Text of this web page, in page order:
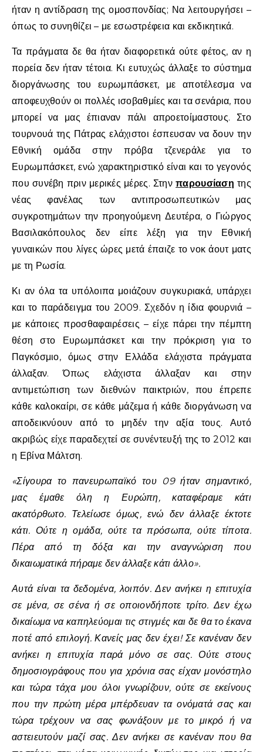
ήταν η αντίδραση της ομοσπονδίας; Να λειτουργήσει –
όπως το συνηθίζει – με εσωστρέφεια και εκδικητικά.
Τα πράγματα δε θα ήταν διαφορετικά ούτε φέτος, αν η
πορεία δεν ήταν τέτοια. Κι ευτυχώς άλλαξε το σύστημα
διοργάνωσης του ευρωμπάσκετ, με αποτέλεσμα να
αποφευχθούν οι πολλές ισοβαθμίες και τα σενάρια, που
μπορεί να μας έπιαναν πάλι απροετοίμαστους. Στο
τουρνουά της Πάτρας ελάχιστοι έσπευσαν να δουν την
Εθνική ομάδα στην πρόβα τζενεράλε για το
Ευρωμπάσκετ, ενώ χαρακτηριστικό είναι και το γεγονός
που συνέβη πριν μερικές μέρες. Στηνπαρουσίαση της
νέας φανέλας των αντιπροσωπευτικών μας
συγκροτημάτων την προηγούμενη Δευτέρα, ο Γιώργος
Βασιλακόπουλος δεν είπε λέξη για την Εθνική
γυναικών που λίγες ώρες μετά έπαιζε το νοκ άουτ ματς
με τη Ρωσία.
Κι αν όλα τα υπόλοιπα μοιάζουν συγκυριακά, υπάρχει
και το παράδειγμα του 2009. Σχεδόν η ίδια φουρνιά –
με κάποιες προσθαφαιρέσεις – είχε πάρει την πέμπτη
θέση στο Ευρωμπάσκετ και την πρόκριση για το
Παγκόσμιο, όμως στην Ελλάδα ελάχιστα πράγματα
άλλαξαν. Όπως ελάχιστα άλλαξαν και στην
αντιμετώπιση των διεθνών παικτριών, που έπρεπε
κάθε καλοκαίρι, σε κάθε μάζεμα ή κάθε διοργάνωση να
αποδεικνύουν από το μηδέν την αξία τους. Αυτό
ακριβώς είχε παραδεχτεί σε συνέντευξή της το 2012 και
η Εβίνα Μάλτση.
«Σίγουρα το πανευρωπαϊκό του 09 ήταν σημαντικό,
μας έμαθε όλη η Ευρώπη, καταφέραμε κάτι
ακατόρθωτο. Τελείωσε όμως, ενώ δεν άλλαξε έκτοτε
κάτι. Ούτε η ομάδα, ούτε τα πρόσωπα, ούτε τίποτα.
Πέρα από τη δόξα και την αναγνώριση που
δικαιωματικά πήραμε δεν άλλαξε κάτι άλλο».
Αυτά είναι τα δεδομένα, λοιπόν. Δεν ανήκει η επιτυχία
σε μένα, σε σένα ή σε οποιονδήποτε τρίτο. Δεν έχω
δικαίωμα να καπηλεύομαι τις στιγμές και δε θα το έκανα
ποτέ από επιλογή. Κανείς μας δεν έχει! Σε κανέναν δεν
ανήκει η επιτυχία παρά μόνο σε σας. Ούτε στους
δημοσιογράφους που για χρόνια σας είχαν μονόστηλο
και τώρα τάχα μου όλοι γνωρίζουν, ούτε σε εκείνους
που την πρώτη μέρα μπέρδευαν τα ονόματά σας και
τώρα τρέχουν να σας φωνάξουν με το μικρό ή να
αστειευτούν μαζί σας. Δεν ανήκει σε κανέναν που θα